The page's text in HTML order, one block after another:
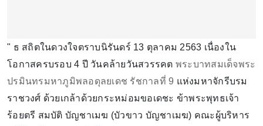
" ธ สถิตในดวงใจตราบนิรันดร์ 13 ตุลาคม 2563 เนื่องใน
โอกาสครบรอบ 4 ปี วันคล้ายวันสวรรคต พระบาทสมเด็จพระ
ปรมินทรมหาภูมิพลอดุลยเดช รัชกาลที่ 9 แห่งมหาจักรีบรม
ราชวงศ์ ด้วยเกล้าด้วยกระหม่อมขอเดชะ ข้าพระพุทธเจ้า
ร้อยตรี สมบัติ บัญชาเมฆ (บัวขาว บัญชาเมฆ) คณะผู้บริหาร